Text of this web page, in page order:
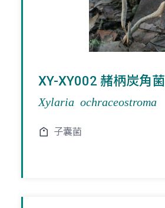
XY-XY002 赭柄炭角菌
Xylaria ochraceostroma
子囊菌